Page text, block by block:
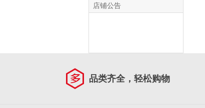
店铺公告
品类齐全，轻松购物